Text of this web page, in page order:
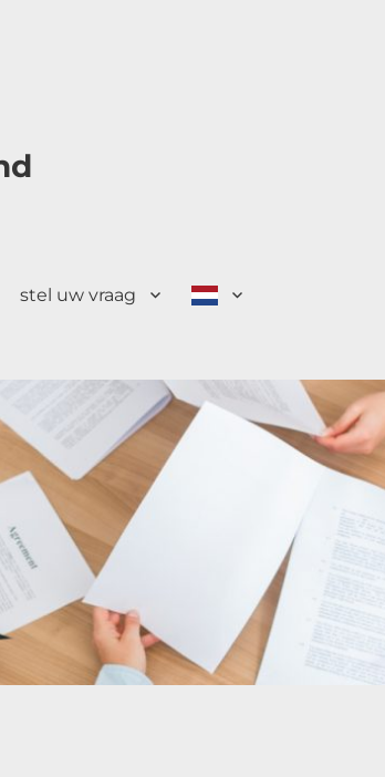
stel uw vraag